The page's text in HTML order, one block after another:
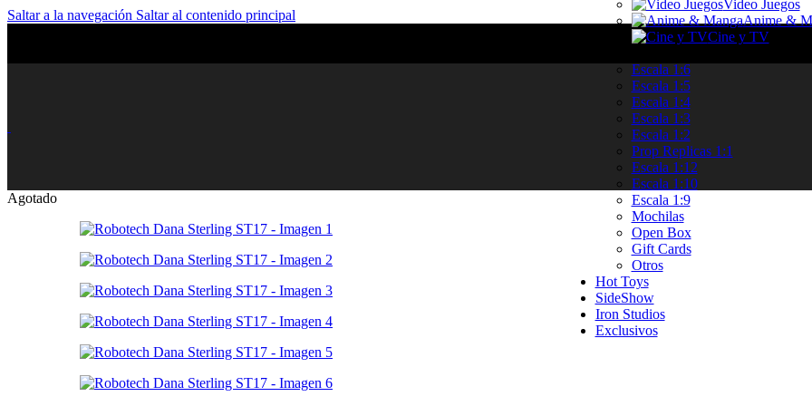
Saltar a la navegación Saltar al contenido principal
Video Juegos
Anime &
Cine y TV
Escala 1:6
Escala 1:5
Escala 1:4
Escala 1:3
Escala 1:2
Prop Replicas 1:1
Escala 1:12
Escala 1:10
Escala 1:9
Mochilas
Open Box
Gift Cards
Otros
Hot Toys
SideShow
Iron Studios
Exclusivos
Agotado